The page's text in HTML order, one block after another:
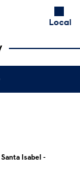
Local
Isabel -